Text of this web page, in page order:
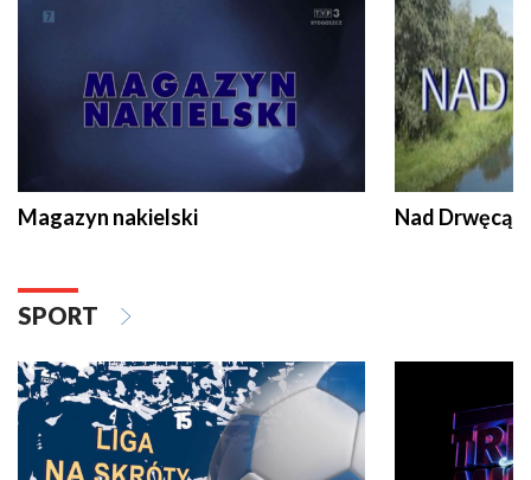
Magazyn nakielski Nad Drwęcą
SPORT